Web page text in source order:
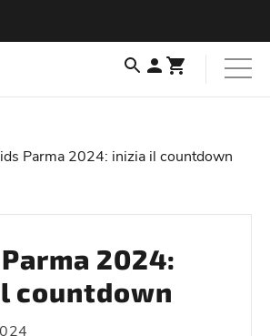
Parma 2024: inizia il countdown
2024:
countdown